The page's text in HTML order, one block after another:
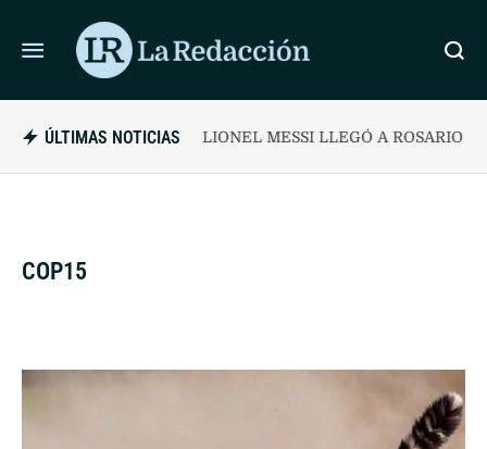
ÚLTIMAS NOTICIASLIONEL MESSI LLEGÓ A ROSARIO PARA
COP15